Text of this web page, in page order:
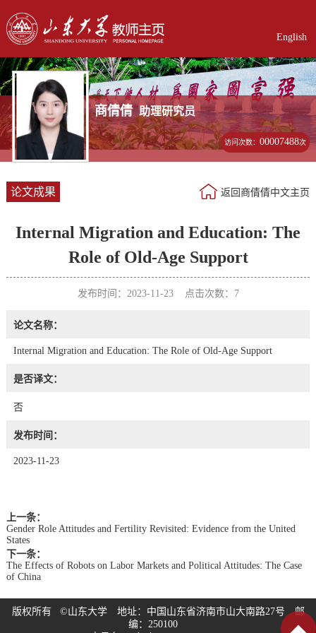
English
商倩倩 助理研究员
访问次数：00007488次
论文成果 返回商倩倩中文主页
Internal Migration and Education: The
Role of Old-Age Support
发布时间：2023-11-23 点击次数： 7
论文名称：
Internal Migration and Education: The Role of Old-Age Support
是否译文：
否
发布时间：
2023-11-23
上一条：
Gender Role Attitudes and Fertility Revisited: Evidence from the United
States
下一条：
The Effects of Robots on Labor Markets and Political Attitudes: The Case
of China
版权所有 ©山东大学 地址：中国山东省济南市山大南路27号 邮
编：250100